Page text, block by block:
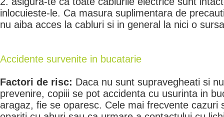
inlocuieste-le. Ca masura suplimentara de
nu aiba acces la cabluri si in general la nici o
Accidente survenite in bucatarie
Factori de risc: Daca nu sunt supravegheati si
prevenire, copiii se pot accidenta cu usurinta in
aragaz, fie se oparesc. Cele mai frecvente cazuri